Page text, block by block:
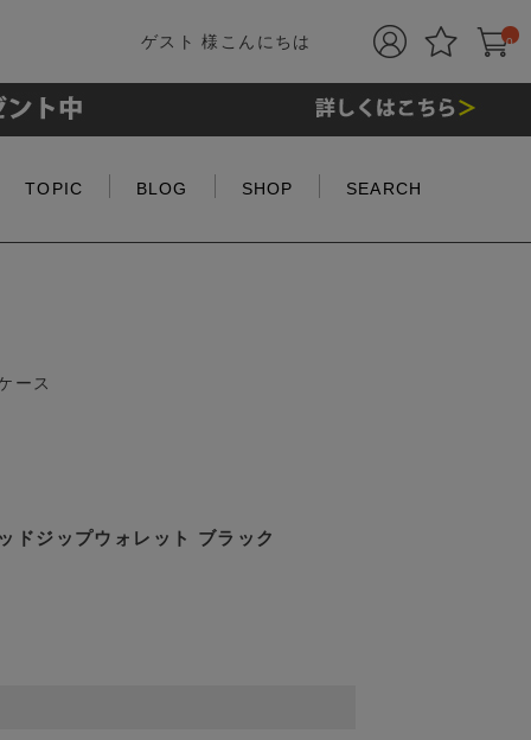
ゲスト 様こんにちは 0
TOPIC BLOG SHOP SEARCH
ース
ドジップウォレット ブラック